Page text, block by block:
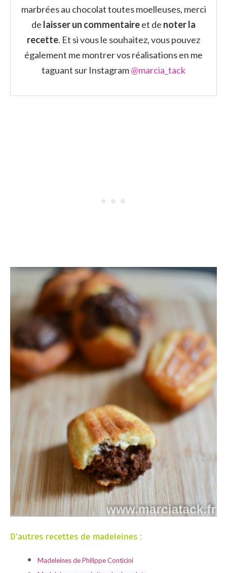
marbrées au chocolat toutes moelleuses, merci
de laisser un commentaireet de noter la
recette. Et si vous le souhaitez, vous pouvez
également me montrer vos réalisations en me
taguant sur Instagram@marcia_tack
D’autres recettes de madeleines :
Madeleines de Philippe Conticini